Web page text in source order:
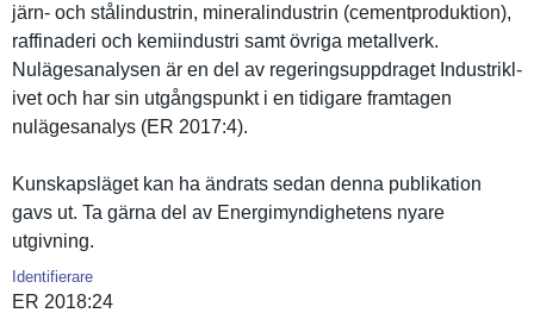
järn- och stålindust­rin, mineralind­ustrin (cementpro­duktion),
raffinader­i och kemiindust­ri samt övriga metallverk.
Nulägesana­lysen är en del av regeringsu­ppdraget Industrikl­
ivet och har sin utgångspun­kt i en tidigare framtagen
nulägesana­lys (ER 2017:4).
Kunskapslä­get kan ha ändrats sedan denna publikatio­n
gavs ut. Ta gärna del av Energimynd­ighetens nyare
utgivning.
Identifierare
ER 2018:24